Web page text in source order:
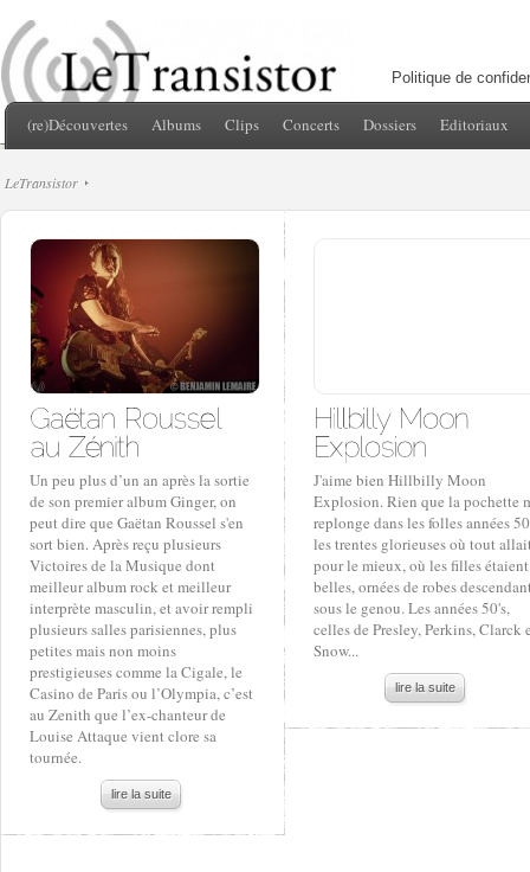
Politique de
(re)Découvertes Albums Clips Concerts Dossiers Editoriaux
LeTransistor
Un peu plus d’un an après la sortie
de son premier album Ginger, on
peut dire que Gaëtan Roussel s'en
sort bien. Après reçu plusieurs
Victoires de la Musique dont
meilleur album rock et meilleur
interprète masculin, et avoir rempli
plusieurs salles parisiennes, plus
petites mais non moins
prestigieuses comme la Cigale, le
Casino de Paris ou l’Olympia, c’est
au Zenith que l’ex-chanteur de
Louise Attaque vient clore sa
tournée.
lire la suite
J'aime bien Hillbilly Moon
Explosion. Rien que la pochette
replonge dans les folles années
les trentes glorieuses où tout
pour le mieux, où les filles étaient
belles, ornées de robes
sous le genou. Les années 50's,
celles de Presley, Perkins, Clarck
Snow...
lire la suite